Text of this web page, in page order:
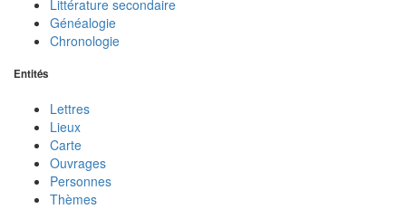
Littérature secondaire
Généalogie
Chronologie
Entités
Lettres
Lieux
Carte
Ouvrages
Personnes
Thèmes